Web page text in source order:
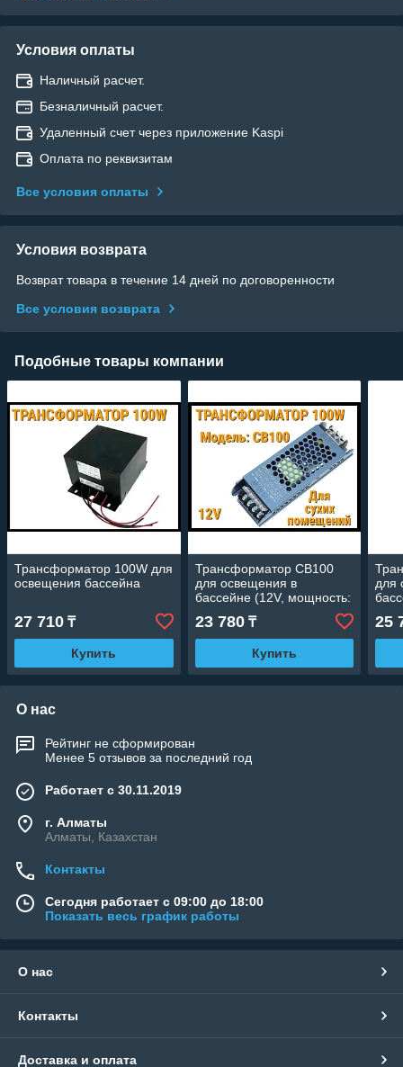
Условия оплаты
Наличный расчет.
Безналичный расчет.
Удаленный счет через приложение Kaspi
Оплата по реквизитам
Все условия оплаты
Условия возврата
Возврат товара в течение 14 дней по договоренности
Все условия возврата
Подобные товары компании
Трансформатор 100W для
освещения бассейна
27 710 ₸
Купить
Трансформатор CB100
для освещения в
бассейне (12V, мощность:
100W, для сухих
помещений)
23 780₸
Купить
для
25
О нас
Рейтинг не сформирован
Менее 5 отзывов за последний год
Работает с 30.11.2019
г. Алматы
Алматы, Казахстан
Контакты
Сегодня работает с 09:00 до 18:00
Показать весь график работы
О нас
Контакты
Доставка и оплата